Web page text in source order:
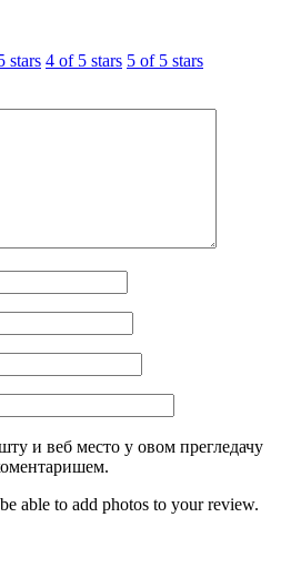
stars 4 of 5 stars 5 of 5 stars
и веб место у овом прегледачу
able to add photos to your review.